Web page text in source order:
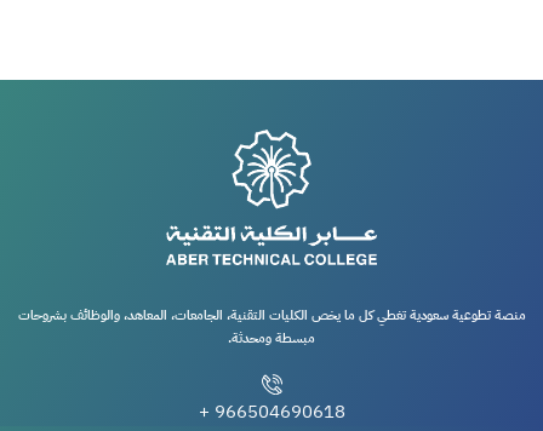
منصة تطوعية سعودية تغطي كل ما يخص الكليات التقنية، الجامعات، المعاهد، والوظائف بشروحات
مبسطة ومحدثة.
966504690618 +